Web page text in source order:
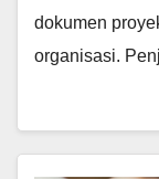
dokumen
organisasi.